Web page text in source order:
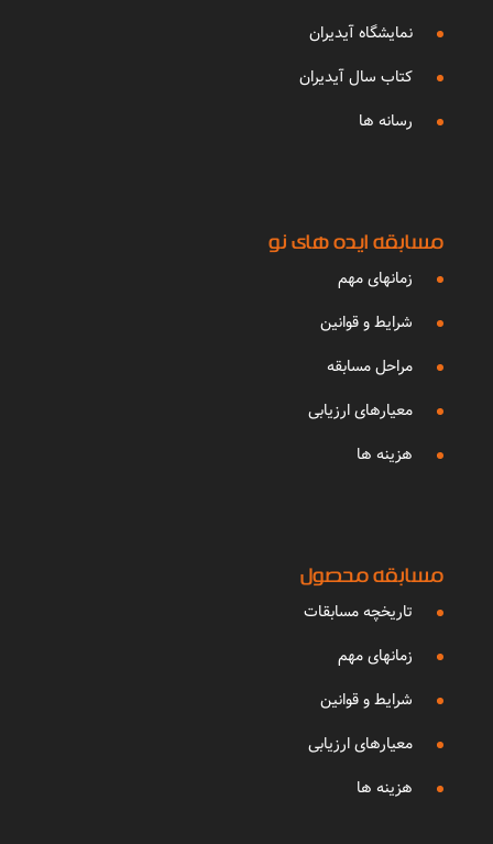
نمایشگاه آیدیران
کتاب سال آیدیران
رسانه ها
مسابقه ایده های نو
زمانهای مهم
شرایط و قوانین
مراحل مسابقه
معیارهای ارزیابی
هزینه ها
مسابقه محصول
تاریخچه مسابقات
زمانهای مهم
شرایط و قوانین
معیارهای ارزیابی
هزینه ها